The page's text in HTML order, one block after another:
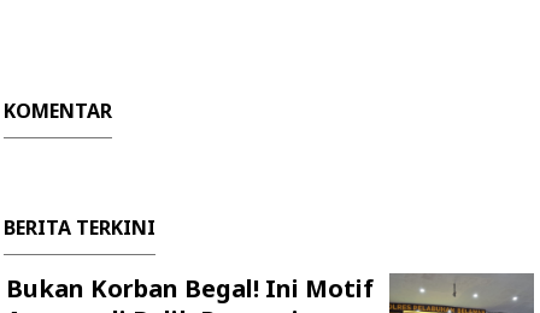
KOMENTAR
BERITA TERKINI
Bukan Korban Begal! Ini Motif